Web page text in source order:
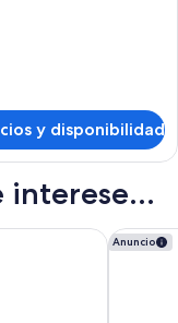
y disponibilidad
interese...
Anuncio